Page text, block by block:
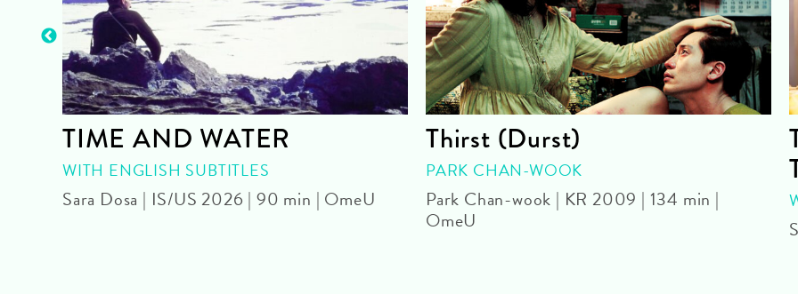
TIME AND WATER
WITH ENGLISH SUBTITLES
Sara Dosa | IS/US 2026 | 90 min | OmeU
Thirst (Durst)
PARK CHAN-WOOK
Park Chan-wook | KR 2009 | 134 min |
OmeU